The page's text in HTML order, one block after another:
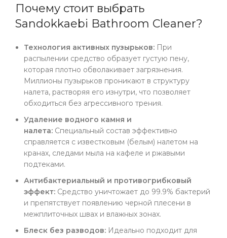
Почему стоит выбрать
Sandokkaebi Bathroom Cleaner?
Технология активных пузырьков: При
распылении средство образует густую пену,
которая плотно обволакивает загрязнения.
Миллионы пузырьков проникают в структуру
налета, растворяя его изнутри, что позволяет
обходиться без агрессивного трения.
Удаление водного камня и
налета: Специальный состав эффективно
справляется с известковым (белым) налетом на
кранах, следами мыла на кафеле и ржавыми
подтеками.
Антибактериальный и противогрибковый
эффект: Средство уничтожает до 99.9% бактерий
и препятствует появлению черной плесени в
межплиточных швах и влажных зонах.
Блеск без разводов: Идеально подходит для